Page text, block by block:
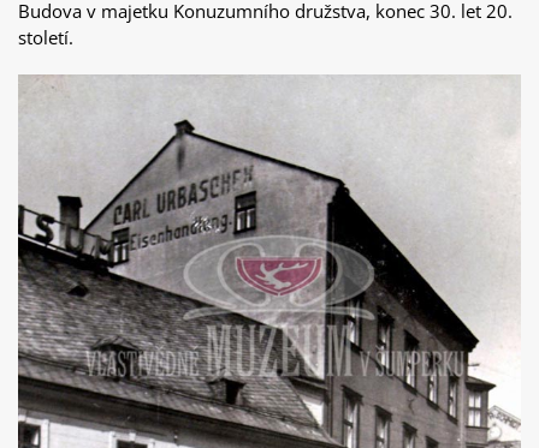
Budova v majetku Konuzumního družstva, konec 30. let 20.
století.